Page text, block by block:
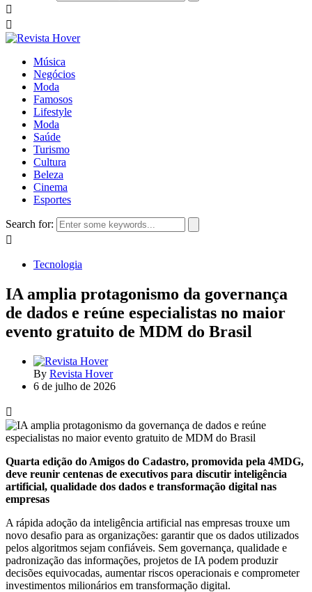
Música
Negócios
Moda
Famosos
Lifestyle
Moda
Saúde
Turismo
Cultura
Beleza
Cinema
Esportes
Search for:
Tecnologia
IA amplia protagonismo da governança
de dados e reúne especialistas no maior
evento gratuito de MDM do Brasil
By Revista Hover
6 de julho de 2026
Quarta edição do Amigos do Cadastro, promovida pela 4MDG,
deve reunir centenas de executivos para discutir inteligência
artificial, qualidade dos dados e transformação digital nas
empresas
A rápida adoção da inteligência artificial nas empresas trouxe um
novo desafio para as organizações: garantir que os dados utilizados
pelos algoritmos sejam confiáveis. Sem governança, qualidade e
padronização das informações, projetos de IA podem produzir
decisões equivocadas, aumentar riscos operacionais e comprometer
investimentos milionários em transformação digital.